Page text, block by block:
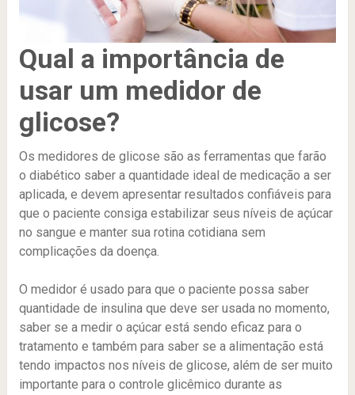
Qual a importância de
usar um medidor de
glicose?
Os medidores de glicose são as ferramentas que farão
o diabético saber a quantidade ideal de medicação a ser
aplicada, e devem apresentar resultados confiáveis para
que o paciente consiga estabilizar seus níveis de açúcar
no sangue e manter sua rotina cotidiana sem
complicações da doença.
O medidor é usado para que o paciente possa saber
quantidade de insulina que deve ser usada no momento,
saber se a medir o açúcar está sendo eficaz para o
tratamento e também para saber se a alimentação está
tendo impactos nos níveis de glicose, além de ser muito
importante para o controle glicêmico durante as